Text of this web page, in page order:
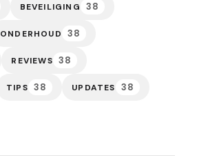
BEVEILIGING 38
ONDERHOUD 38
REVIEWS 38
TIPS 38 UPDATES 38